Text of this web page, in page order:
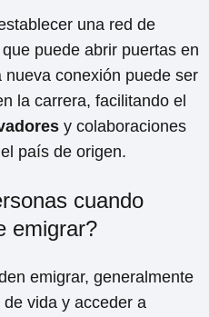
una red de
puede abrir puertas en
conexión puede ser
la carrera, facilitando el
y colaboraciones
país de origen.
cuando
emigrar?
emigrar, generalmente
vida y acceder a